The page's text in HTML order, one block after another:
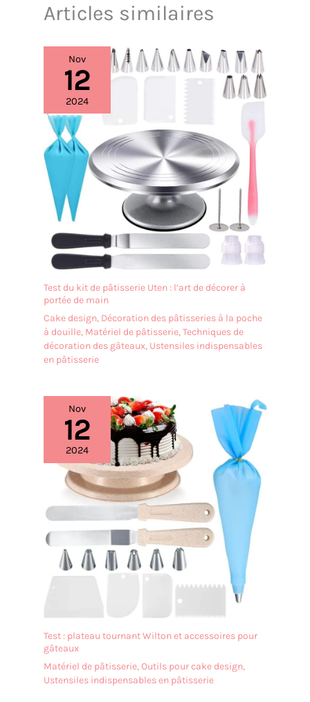
Articles similaires
Nov
12
2024
Test du kit de pâtisserie Uten : l’art de décorer à
portée de main
Cake design, Décoration des pâtisseries à la poche
à douille, Matériel de pâtisserie,Techniques de
décoration des gâteaux, Ustensiles indispensables
en pâtisserie
Nov
12
2024
Test : plateau tournant Wilton et accessoires pour
gâteaux
Matériel de pâtisserie,Outils pour cake design,
Ustensiles indispensables en pâtisserie